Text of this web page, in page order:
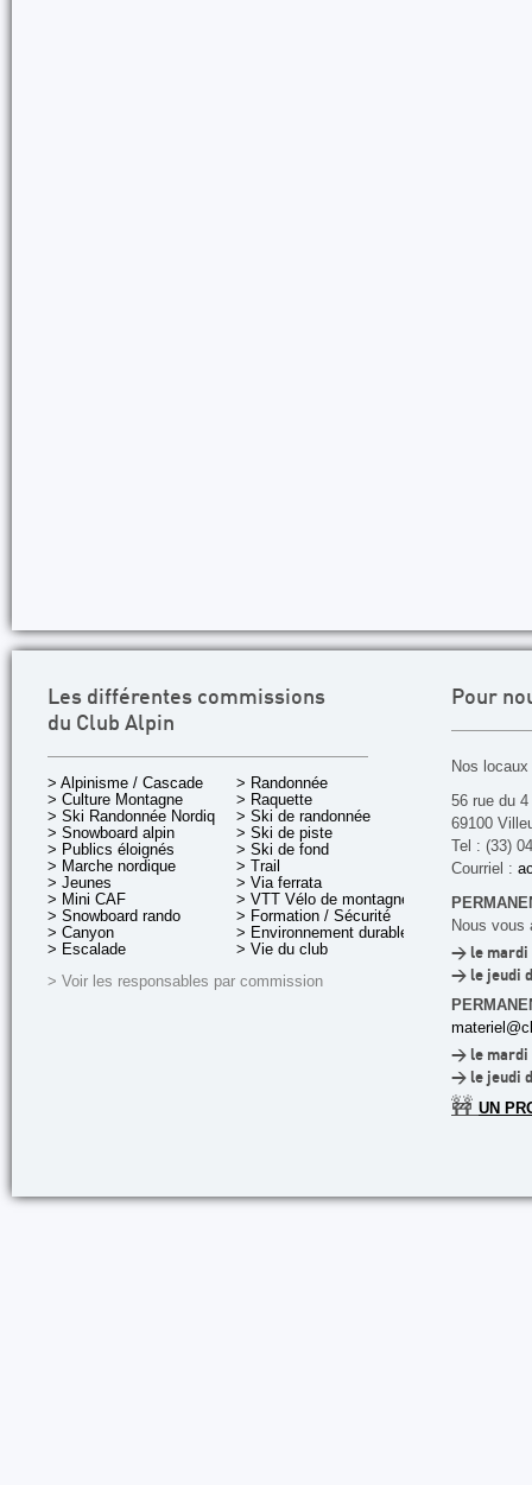
Les différentes commissions
du Club Alpin
> Alpinisme / Cascade
> Culture Montagne
> Ski Randonnée Nordique
> Snowboard alpin
> Publics éloignés
> Marche nordique
> Jeunes
> Mini CAF
> Snowboard rando
> Canyon
> Escalade
> Randonnée
> Raquette
> Ski de randonnée
> Ski de piste
> Ski de fond
> Trail
> Via ferrata
> VTT Vélo de montagne
> Formation / Sécurité
> Environnement durable
> Vie du club
> Voir les responsables par commission
Pour
Nos
56 rue du
69100
Tel : (33)
Courriel :
Nous vous
> le mardi
> le jeudi
> le mardi
> le jeudi
🚧 UN